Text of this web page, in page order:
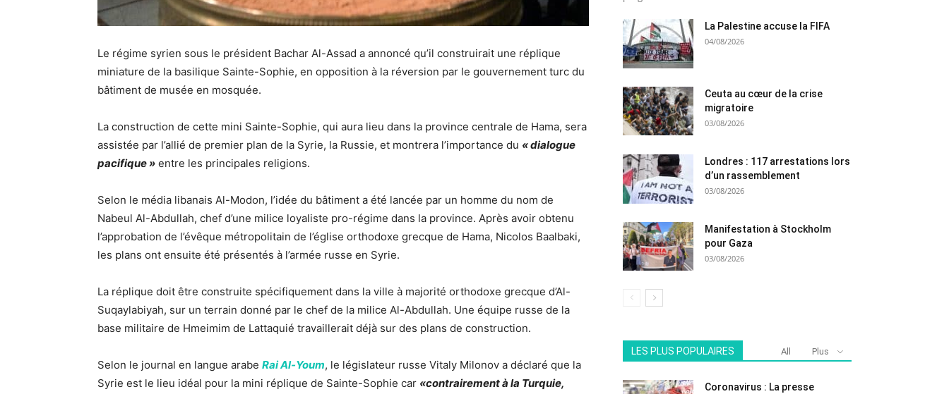
Le régime syrien sous le président Bachar Al-Assad a annoncé qu’il construirait une réplique
miniature de la basilique Sainte-Sophie, en opposition à la réversion par le gouvernement turc du
bâtiment de musée en mosquée.
La construction de cette mini Sainte-Sophie, qui aura lieu dans la province centrale de Hama, sera
assistée par l’allié de premier plan de la Syrie, la Russie, et montrera l’importance du « dialogue
pacifique » entre les principales religions.
Selon le média libanais Al-Modon, l’idée du bâtiment a été lancée par un homme du nom de
Nabeul Al-Abdullah, chef d’une milice loyaliste pro-régime dans la province. Après avoir obtenu
l’approbation de l’évêque métropolitain de l’église orthodoxe grecque de Hama, Nicolos Baalbaki,
les plans ont ensuite été présentés à l’armée russe en Syrie.
La réplique doit être construite spécifiquement dans la ville à majorité orthodoxe grecque d’Al-
Suqaylabiyah, sur un terrain donné par le chef de la milice Al-Abdullah. Une équipe russe de la
base militaire de Hmeimim de Lattaquié travaillerait déjà sur des plans de construction.
Selon le journal en langue arabe Rai Al-Youm, le législateur russe Vitaly Milonov a déclaré que la
Syrie est le lieu idéal pour la mini réplique de Sainte-Sophie car «contrairement à la Turquie,
La Palestine accuse la FIFA
04/08/2026
Ceuta au cœur de la crise
migratoire
03/08/2026
Londres : 117 arrestations lors
d’un rassemblement
03/08/2026
Manifestation à Stockholm
pour Gaza
03/08/2026
LES PLUS POPULAIRES All Plus
Coronavirus : La presse